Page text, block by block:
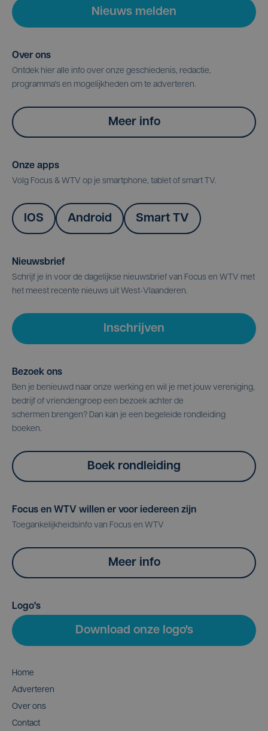
Nieuws melden
Over ons
Ontdek hier alle info over onze geschiedenis, redactie,
programma's en mogelijkheden om te adverteren.
Meer info
Onze apps
Volg Focus & WTV op je smartphone, tablet of smart TV.
IOS Android Smart TV
Nieuwsbrief
Schrijf je in voor de dagelijkse nieuwsbrief van Focus en WTV met
het meest recente nieuws uit West-Vlaanderen.
Inschrijven
Bezoek ons
Ben je benieuwd naar onze werking en wil je met jouw vereniging,
bedrijf of vriendengroep een bezoek achter de
schermen brengen? Dan kan je een begeleide rondleiding
boeken.
Boek rondleiding
Focus en WTV willen er voor iedereen zijn
Toegankelijkheidsinfo van Focus en WTV
Meer info
Logo's
Download onze logo's
Home
Adverteren
Over ons
Contact